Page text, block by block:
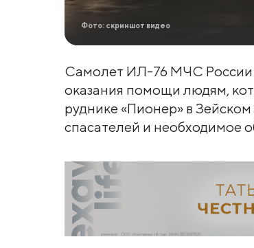
Фото: скриншот видео
Самолет ИЛ-76 МЧС России
оказания помощи людям,
руднике «Пионер» в
спасателей и необходимое